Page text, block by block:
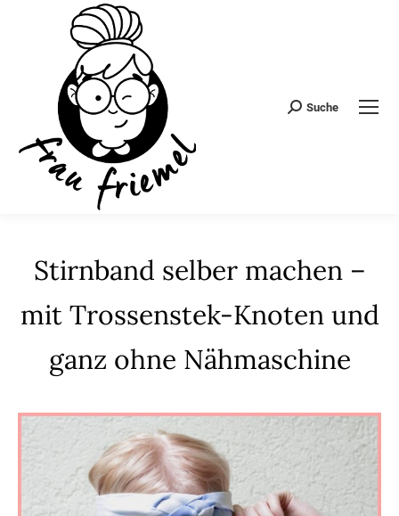
Search:
Suche
Stirnband selber machen –
mit Trossenstek-Knoten und
ganz ohne Nähmaschine